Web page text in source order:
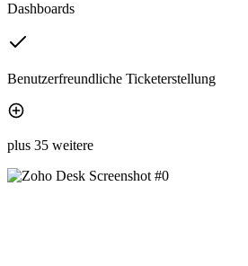
Dashboards
Benutzerfreundliche Ticketerstellung
plus 35 weitere